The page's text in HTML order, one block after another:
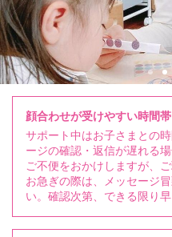
顔合わせが受けやすい時間帯
サポート中はお子さまとの
ージの確認・返信が遅れる場
ご不便をおかけしますが、
お急ぎの際は、メッセージ
い。確認次第、できる限り早